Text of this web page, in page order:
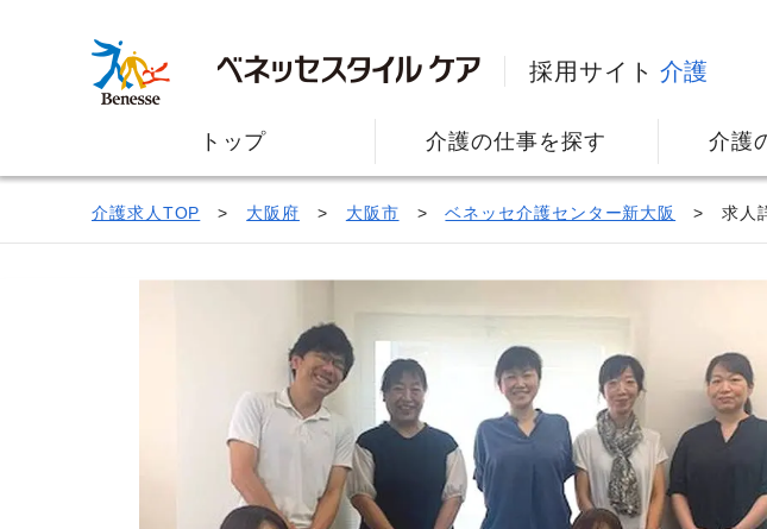
採用サイト 介護
トップ 介護の仕事を探す 介護
教育・研修のサポー
社⻑メッセージ
介護求人TOP 大阪府 大阪市 ベネッセ介護センター新大阪 求人